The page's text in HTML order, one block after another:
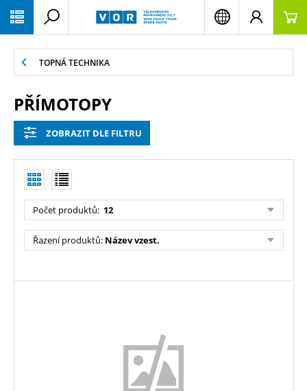
TOPNÁ TECHNIKA
PŘÍMOTOPY
ZOBRAZIT DLE FILTRU
Počet produktů: 12
Řazení produktů: Název vzest.